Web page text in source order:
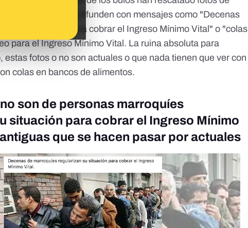
cola y los difunden con mensajes como "Decenas
su situación para cobrar el Ingreso Mínimo Vital" o "colas
para el Ingreso Mínimo Vital. La ruina absoluta para
estas fotos o no son actuales o que nada tienen que ver con
colas en bancos de alimentos.
son de personas marroquíes
situación para cobrar el Ingreso Mínimo
que se hacen pasar por actuales